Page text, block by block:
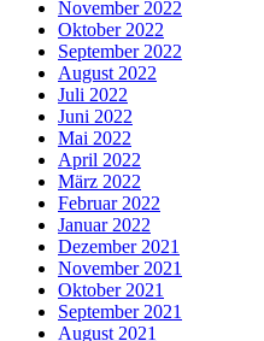
November 2022
Oktober 2022
September 2022
August 2022
Juli 2022
Juni 2022
Mai 2022
April 2022
März 2022
Februar 2022
Januar 2022
Dezember 2021
November 2021
Oktober 2021
September 2021
August 2021